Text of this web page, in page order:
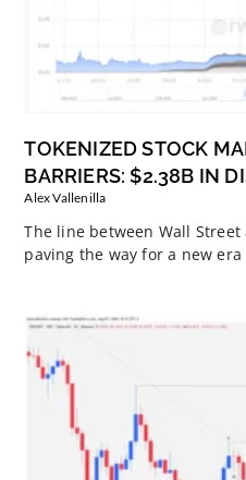
TOKENIZED STOCK
BARRIERS: $2.38B IN
Alex Vallenilla
The line between Wall
paving the way for a new